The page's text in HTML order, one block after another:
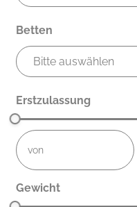
Betten
Erstzulassung
not-visible
Gewicht